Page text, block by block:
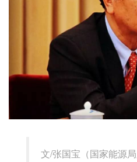
文/张国宝（国家能源